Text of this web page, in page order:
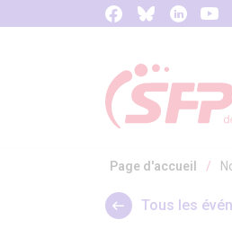
Panneau de gestion des cookies
Page d'accueil /
Tous les